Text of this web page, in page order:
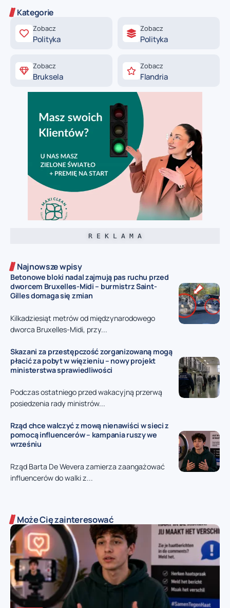
Kategorie
Zobacz
Polityka
Zobacz
Polityka
Zobacz
Bruksela
Zobacz
Flandria
R E K L A M A
Najnowsze wpisy
Betonowe bloki nadal zajmują pas ruchu przed
dworcem Bruxelles-Midi – burmistrz Saint-
Gilles domaga się zmian
Kilkadziesiąt metrów od międzynarodowego
dworca Bruxelles-Midi, przy...
Skazani za przestępczość zorganizowaną mogą
płacić za pobyt w więzieniu – nowy projekt
ministerstwa sprawiedliwości
Podczas ostatniego przed wakacyjną przerwą
posiedzenia rady ministrów...
Rząd chce walczyć z mową nienawiści w sieci z
pomocą influencerów – kampania ruszy we
wrześniu
Rząd Barta De Wevera zamierza zaangażować
influencerów do walki z...
Może Cię zainteresować